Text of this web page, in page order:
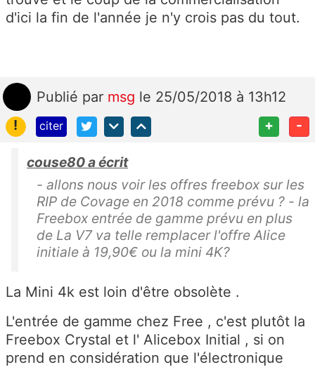
d'ici la fin de l'année je n'y crois pas du tout.
Publié par msg le 25/05/2018 à 13h12
!
citer + -
couse80 a écrit
- allons nous voir les offres freebox sur les
RIP de Covage en 2018 comme prévu ? - la
Freebox entrée de gamme prévu en plus
de La V7 va telle remplacer l'offre Alice
initiale à 19,90€ ou la mini 4K?
La Mini 4k est loin d'être obsolète .
L'entrée de gamme chez Free , c'est plutôt la
Freebox Crystal et l' Alicebox Initial , si on
prend en considération que l'électronique